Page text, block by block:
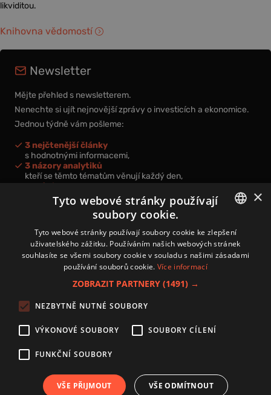
likviditou.
Knihovna vědomostí
Newsletter
Mějte přehled s newsletterem.
Nenechte si ujít nejnovější zprávy o investicích a ekonomice.
Jednou týdně vám pošleme:
3 nejčtenější články
s hodnotnými informacemi,
3 názory analytiků
kteří se těmto tématům věnují každý den,
nová videa a podcasty
k prohloubení vašich znalostí.
Přihlášením k newsletteru vyjadřujete svůj souhlas spodmínkami
zpracování osobních údajů.
Zásady používání souborů cookies
Autoři
Nastavení cookies
CZECH
×
Tyto webové stránky používají
soubory cookie.
Tyto webové stránky používají soubory cookie ke zlepšení
uživatelského zážitku. Používáním našich webových stránek
souhlasíte se všemi soubory cookie v souladu s našimi zásadami
používání souborů cookie. Více informací
ZOBRAZIT PARTNERY (1491) →
NEZBYTNĚ NUTNÉ SOUBORY
VÝKONOVÉ SOUBORY SOUBORY CÍLENÍ
FUNKČNÍ SOUBORY
VŠE PŘIJMOUT VŠE ODMÍTNOUT